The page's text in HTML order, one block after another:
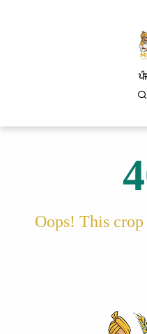
Oops! This